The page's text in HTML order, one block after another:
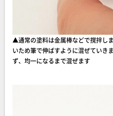
▲通常の塗料は金属棒などで撹拌し
いため筆で伸ばすように混ぜていき
ず、均一になるまで混ぜます